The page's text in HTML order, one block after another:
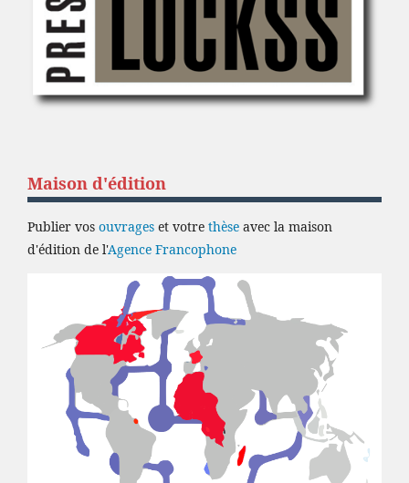
Maison d'édition
Publier vos ouvrages et votre thèse avec la maison
d'édition de l'Agence Francophone